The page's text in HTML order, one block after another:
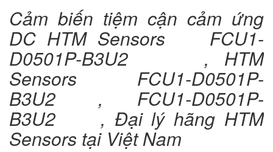
Cảm biến tiệm cận cảm ứng
DC HTM Sensors FCU1-
D0501P-B3U2 , HTM
Sensors FCU1-D0501P-
B3U2 , FCU1-D0501P-
B3U2 , Đại lý hãng HTM
Sensors tại Việt Nam